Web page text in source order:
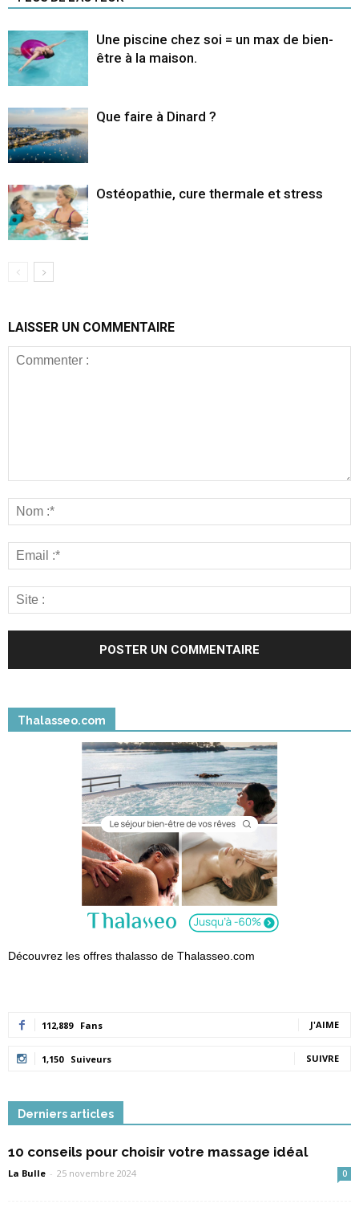
Une piscine chez soi = un max de bien-
être à la maison.
Que faire à Dinard ?
Ostéopathie, cure thermale et stress
LAISSER UN COMMENTAIRE
Thalasseo.com
Découvrez les offres thalasso de Thalasseo.com
112,889 Fans J'AIME
1,150 Suiveurs SUIVRE
Derniers articles
10 conseils pour choisir votre massage idéal
La Bulle - 25 novembre 2024 0